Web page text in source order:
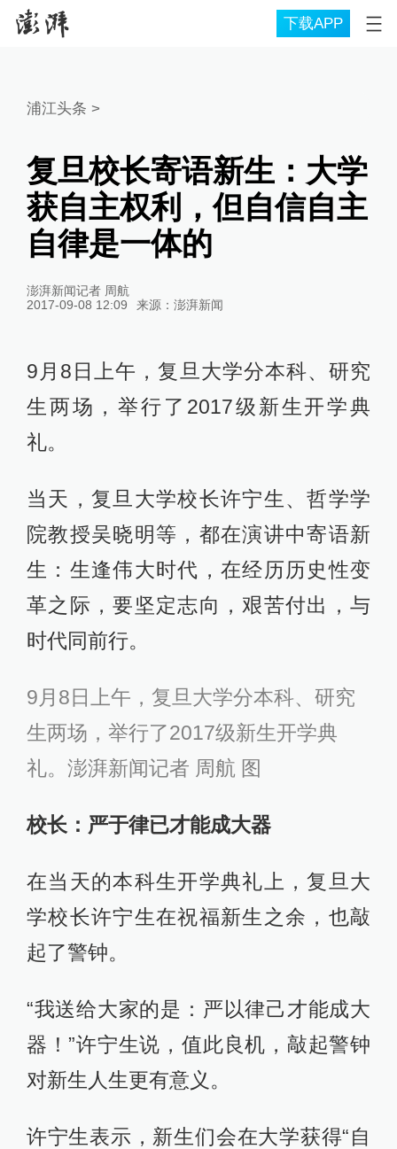
下载APP
浦江头条 >
复旦校长寄语新生：大学
获自主权利，但自信自主
自律是一体的
澎湃新闻记者 周航
2017-09-08 12:09
来源： 澎湃新闻
9月8日上午，复旦大学分本科、研究
生两场，举行了2017级新生开学典
礼。
当天，复旦大学校长许宁生、哲学学
院教授吴晓明等，都在演讲中寄语新
生：生逢伟大时代，在经历历史性变
革之际，要坚定志向，艰苦付出，与
时代同前行。
9月8日上午，复旦大学分本科、研究
生两场，举行了2017级新生开学典
礼。澎湃新闻记者 周航 图
校长：严于律已才能成大器
在当天的本科生开学典礼上，复旦大
学校长许宁生在祝福新生之余，也敲
起了警钟。
“我送给大家的是：严以律己才能成大
器！”许宁生说，值此良机，敲起警钟
对新生人生更有意义。
许宁生表示，新生们会在大学获得“自